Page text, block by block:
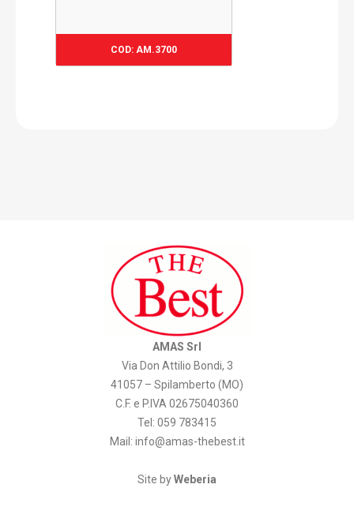
COD: AM.3700
AMAS Srl
Via Don Attilio Bondi, 3
41057 – Spilamberto (MO)
C.F. e P.IVA 02675040360
Tel: 059 783415
Mail: info@amas-thebest.it
Site byWeberia